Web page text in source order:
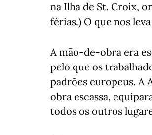
na Ilha de St. Croix,
férias.) O que nos
A mão-de-obra era
pelo que os
padrões europeus. A
obra escassa,
todos os outros